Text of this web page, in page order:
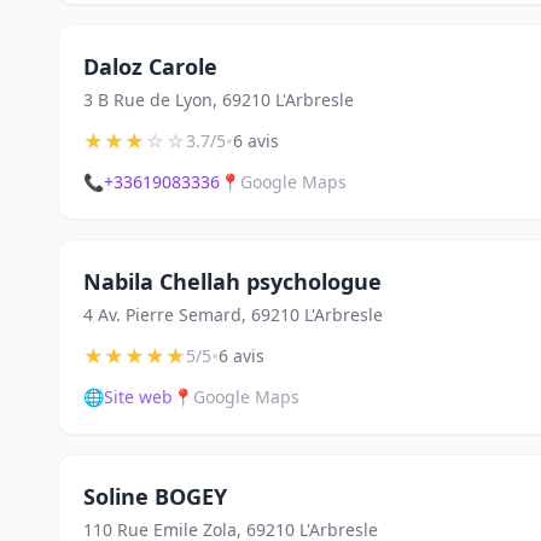
Daloz Carole
3 B Rue de Lyon, 69210 L'Arbresle
★★★☆☆3.7/5•6 avis
📞+33619083336 📍 Google Maps
Nabila Chellah psychologue
4 Av. Pierre Semard, 69210 L'Arbresle
★★★★★5/5•6 avis
🌐Site web 📍 Google Maps
Soline BOGEY
110 Rue Emile Zola, 69210 L'Arbresle